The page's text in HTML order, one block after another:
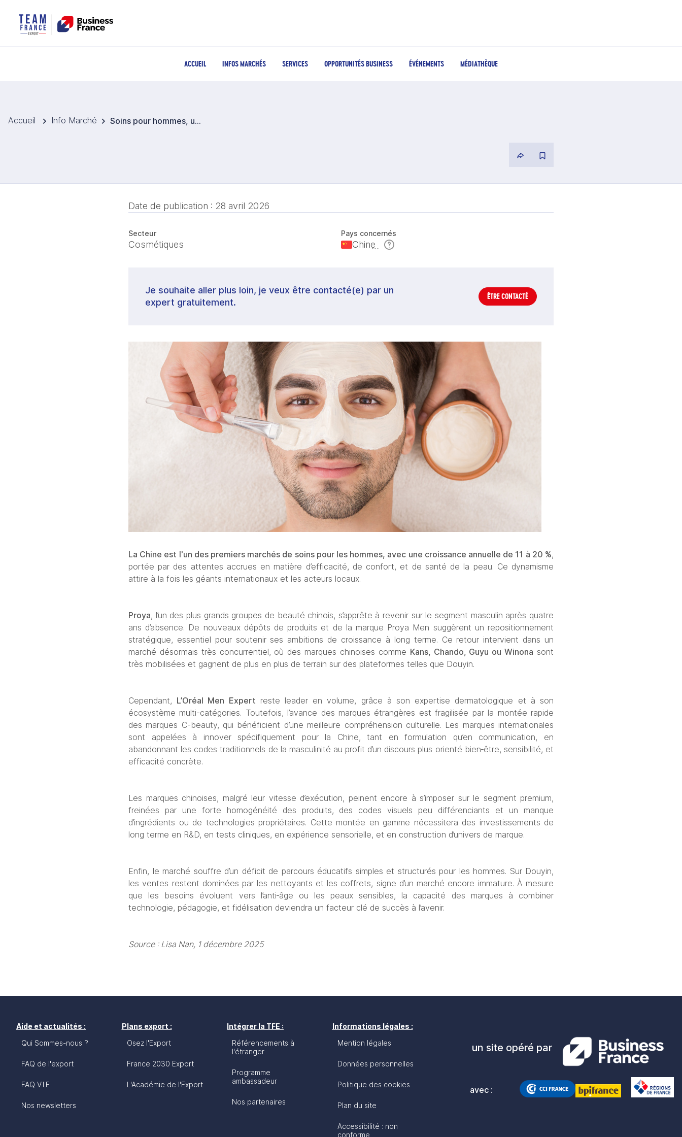
ACCUEIL INFOS MARCHÉS SERVICES OPPORTUNITÉS BUSINESS ÉVÉNEMENTS MÉDIATHÈQUE
Accueil Info Marché Soins pour hommes, un nouveau champ de bataille en Chine
Date de publication : 28 avril 2026
Secteur
Cosmétiques
Pays concernés
Chine
Je souhaite aller plus loin, je veux être contacté(e) par un
expert gratuitement.
ÊTRE CONTACTÉ
La Chine est l'un des premiers marchés de soins pour les hommes, avec une croissance annuelle de 11 à 20 %,
portée par des attentes accrues en matière d’efficacité, de confort, et de santé de la peau. Ce dynamisme
attire à la fois les géants internationaux et les acteurs locaux.
Proya, l’un des plus grands groupes de beauté chinois, s’apprête à revenir sur le segment masculin après quatre
ans d’absence. De nouveaux dépôts de produits et de la marque Proya Men suggèrent un repositionnement
stratégique, essentiel pour soutenir ses ambitions de croissance à long terme. Ce retour intervient dans un
marché désormais très concurrentiel, où des marques chinoises comme Kans, Chando, Guyu ou Winona sont
très mobilisées et gagnent de plus en plus de terrain sur des plateformes telles que Douyin.
Cependant, L’Oréal Men Expert reste leader en volume, grâce à son expertise dermatologique et à son
écosystème multi-catégories. Toutefois, l’avance des marques étrangères est fragilisée par la montée rapide
des marques C-beauty, qui bénéficient d’une meilleure compréhension culturelle. Les marques internationales
sont appelées à innover spécifiquement pour la Chine, tant en formulation qu’en communication, en
abandonnant les codes traditionnels de la masculinité au profit d’un discours plus orienté bien‑être, sensibilité, et
efficacité concrète.
Les marques chinoises, malgré leur vitesse d’exécution, peinent encore à s’imposer sur le segment premium,
freinées par une forte homogénéité des produits, des codes visuels peu différenciants et un manque
d’ingrédients ou de technologies propriétaires. Cette montée en gamme nécessitera des investissements de
long terme en R&D, en tests cliniques, en expérience sensorielle, et en construction d’univers de marque.
Enfin, le marché souffre d’un déficit de parcours éducatifs simples et structurés pour les hommes. Sur Douyin,
les ventes restent dominées par les nettoyants et les coffrets, signe d’un marché encore immature. À mesure
que les besoins évoluent vers l’anti‑âge ou les peaux sensibles, la capacité des marques à combiner
technologie, pédagogie, et fidélisation deviendra un facteur clé de succès à l’avenir.
Source : Lisa Nan, 1 décembre 2025
Aide et actualités :
Qui Sommes-nous ?
FAQ de l'export
FAQ V.I.E
Nos newsletters
Plans export :
Osez l'Export
France 2030 Export
L'Académie de l'Export
Intégrer la TFE :
Référencements à
l'étranger
Programme
ambassadeur
Nos partenaires
Informations légales :
Mention légales
Données personnelles
Politique des cookies
Plan du site
Accessibilité : non
conforme
un site opéré par
avec :